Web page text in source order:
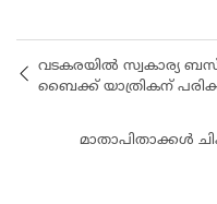
വടകരയിൽ സ്വകാര്യ ബസ്
ബൈക്ക് യാത്രികന്
മാതാപിതാക്കൾ